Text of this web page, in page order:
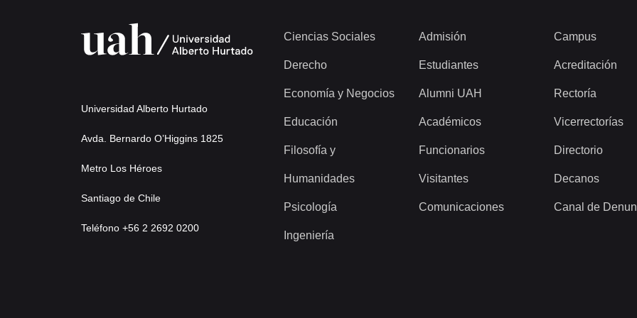
Universidad Alberto Hurtado
Avda. Bernardo O’Higgins 1825
Metro Los Héroes
Santiago de Chile
Teléfono +56 2 2692 0200
Ciencias Sociales
Derecho
Economía y Negocios
Educación
Filosofía y
Humanidades
Psicología
Ingeniería
Admisión
Estudiantes
Alumni UAH
Académicos
Funcionarios
Visitantes
Comunicaciones
Campus
Acreditación
Rectoría
Vicerrectorías
Directorio
Decanos
Canal de